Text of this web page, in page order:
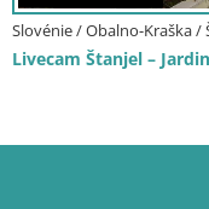
Slovénie / Obalno-Kraška /
Livecam Štanjel –